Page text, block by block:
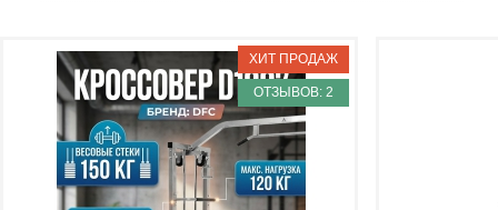
ОТЗЫВОВ: 2